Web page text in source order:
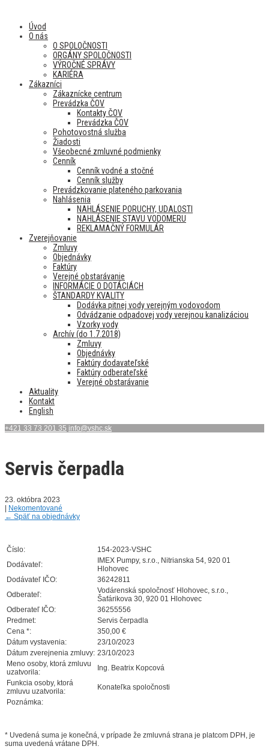
Úvod
O nás
O SPOLOČNOSTI
ORGÁNY SPOLOČNOSTI
VÝROČNÉ SPRÁVY
KARIÉRA
Zákazníci
Zákaznícke centrum
Prevádzka ČOV
Kontakty ČOV
Prevádzka ČOV
Pohotovostná služba
Žiadosti
Všeobecné zmluvné podmienky
Cenník
Cenník vodné a stočné
Cenník služby
Prevádzkovanie plateného parkovania
Nahlásenia
NAHLÁSENIE PORUCHY, UDALOSTI
NAHLÁSENIE STAVU VODOMERU
REKLAMAČNÝ FORMULÁR
Zverejňovanie
Zmluvy
Objednávky
Faktúry
Verejné obstarávanie
INFORMÁCIE O DOTÁCIÁCH
ŠTANDARDY KVALITY
Dodávka pitnej vody verejným vodovodom
Odvádzanie odpadovej vody verejnou kanalizáciou
Vzorky vody
Archív (do 1.7.2018)
Zmluvy
Objednávky
Faktúry dodavateľské
Faktúry odberateľské
Verejné obstarávanie
Aktuality
Kontakt
English
+421 33 73 201 35 info@vshc.sk
Servis čerpadla
23. októbra 2023
Nekomentované
← Späť na objednávky
Číslo:
154-2023-VSHC
Dodávateľ:
IMEX Pumpy, s.r.o., Nitrianska 54, 920 01
Hlohovec
Dodávateľ IČO:
36242811
Odberateľ:
Vodárenská spoločnosť Hlohovec, s.r.o.,
Šafárikova 30, 920 01 Hlohovec
Odberateľ IČO:
36255556
Predmet:
Servis čerpadla
Cena *:
350,00 €
Dátum vystavenia:
23/10/2023
Dátum zverejnenia zmluvy: 23/10/2023
Meno osoby, ktorá zmluvu
uzatvorila:
Ing. Beatrix Kopcová
Funkcia osoby, ktorá
zmluvu uzatvorila:
Konateľka spoločnosti
Poznámka:
* Uvedená suma je konečná, v prípade že zmluvná strana je platcom DPH, je
suma uvedená vrátane DPH.